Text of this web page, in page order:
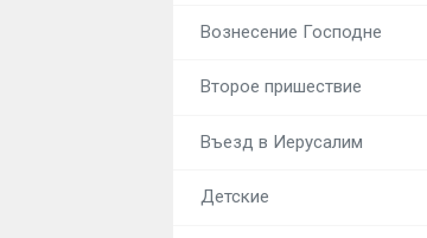
Вознесение Господне
Второе пришествие
Въезд в Иерусалим
Детские